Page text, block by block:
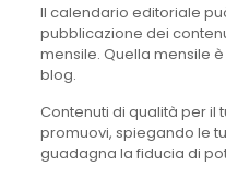
Il calendario editoriale
pubblicazione dei
mensile. Quella mensile
blog.
Contenuti di qualità per il
promuovi, spiegando le
guadagna la fiducia di